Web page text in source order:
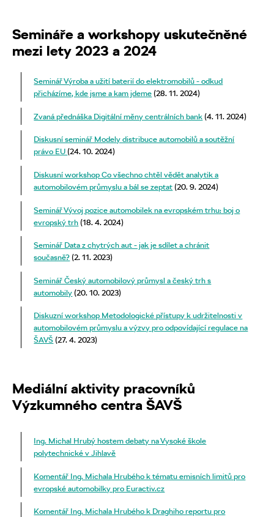
Semináře a workshopy uskutečněné
mezi lety 2023 a 2024
Seminář Výroba a užití baterií do elektromobilů - odkud
přicházíme, kde jsme a kam jdeme (28. 11. 2024)
Zvaná přednáška Digitální měny centrálních bank (4. 11. 2024)
Diskusní seminář Modely distribuce automobilů a soutěžní
právo EU (24. 10. 2024)
Diskusní workshop Co všechno chtěl vědět analytik a
automobilovém průmyslu a bál se zeptat (20. 9. 2024)
Seminář Vývoj pozice automobilek na evropském trhu: boj o
evropský trh (18. 4. 2024)
Seminář Data z chytrých aut - jak je sdílet a chránit
současně? (2. 11. 2023)
Seminář Český automobilový průmysl a český trh s
automobily (20. 10. 2023)
Diskuzní workshop Metodologické přístupy k udržitelnosti v
automobilovém průmyslu a výzvy pro odpovídající regulace na
ŠAVŠ (27. 4. 2023)
Mediální aktivity pracovníků
Výzkumného centra ŠAVŠ
Ing. Michal Hrubý hostem debaty na Vysoké škole
polytechnické v Jihlavě
Komentář Ing. Michala Hrubého k tématu emisních limitů pro
evropské automobilky pro Euractiv.cz
Komentář Ing. Michala Hrubého k Draghiho reportu pro